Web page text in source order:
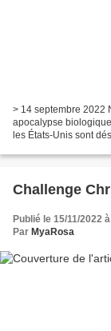
> 14 septembre 2022
apocalypse
les États-Unis sont
Challenge
Publié le 15/11/2022
Par MyaRosa